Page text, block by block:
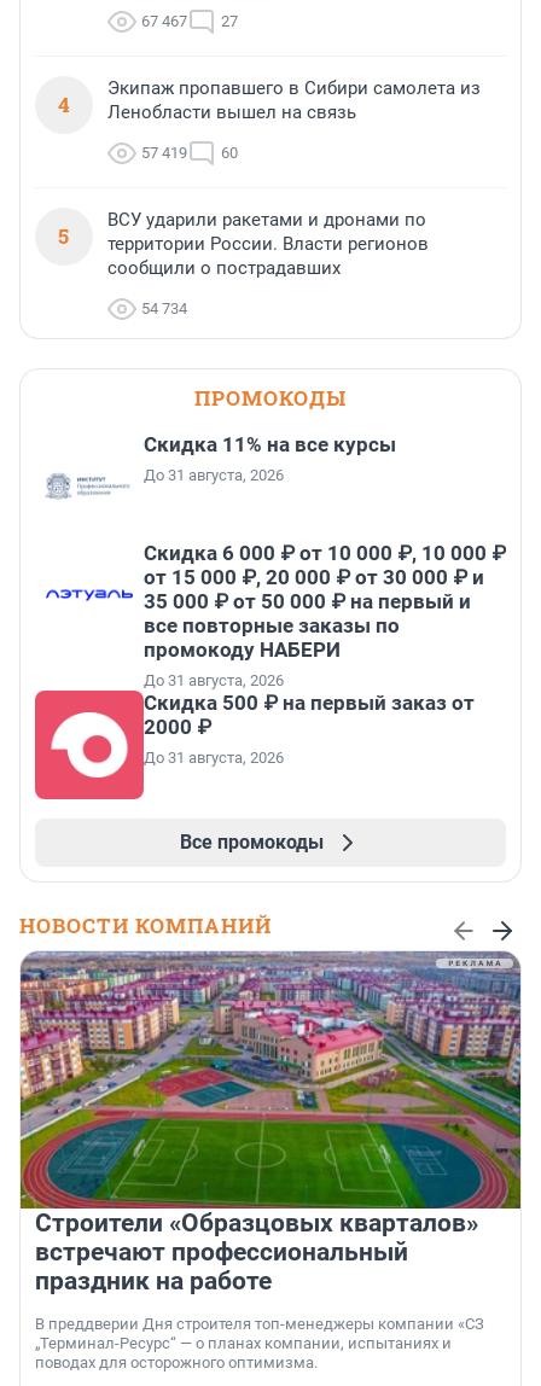
67 467 27
4
Экипаж пропавшего в Сибири самолета из
Ленобласти вышел на связь
57 419 60
5
ВСУ ударили ракетами и дронами по
территории России. Власти регионов
сообщили о пострадавших
54 734
ПРОМОКОДЫ
Скидка 11% на все курсы
До 31 августа, 2026
Скидка 6 000 ₽ от 10 000 ₽, 10 000 ₽
от 15 000 ₽, 20 000 ₽ от 30 000 ₽ и
35 000 ₽ от 50 000 ₽ на первый и
все повторные заказы по
промокоду НАБЕРИ
До 31 августа, 2026
Скидка 500 ₽ на первый заказ от
2000 ₽
До 31 августа, 2026
Все промокоды
НОВОСТИ КОМПАНИЙ
Строители «Образцовых кварталов»
встречают профессиональный
праздник на работе
В преддверии Дня строителя топ-менеджеры компании «СЗ
„Терминал-Ресурс“ — о планах компании, испытаниях и
поводах для осторожного оптимизма.